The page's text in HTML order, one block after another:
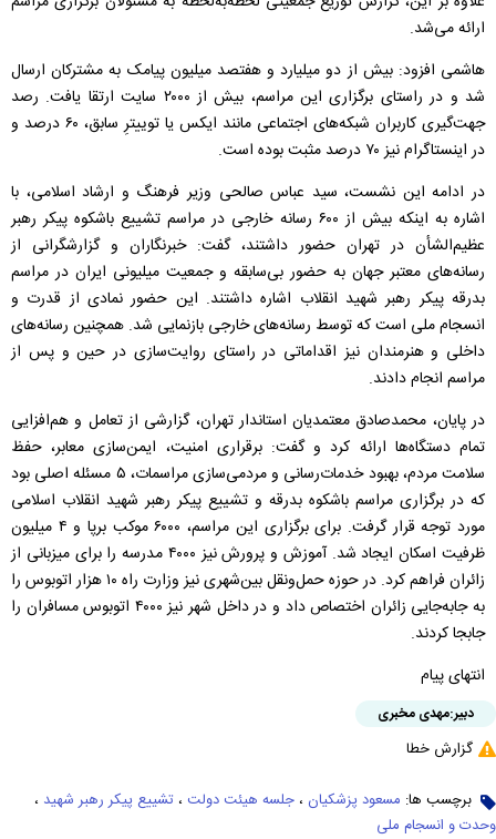
ارائه می‌شد.
هاشمی افزود: بیش از دو میلیارد و هفتصد میلیون پیامک به مشترکان ارسال
شد و در راستای برگزاری این مراسم، بیش از ۲۰۰۰ سایت ارتقا یافت. رصد
جهت‌گیری کاربران شبکه‌های اجتماعی مانند ایکس یا توییترِ سابق، ۶۰ درصد و
در اینستاگرام نیز ۷۰ درصد مثبت بوده است.
در ادامه این نشست، سید عباس صالحی وزیر فرهنگ و ارشاد اسلامی، با
اشاره به اینکه بیش از ۶۰۰ رسانه خارجی در مراسم تشییع باشکوه پیکر رهبر
عظیم‌الشأن در تهران حضور داشتند، گفت: خبرنگاران و گزارشگرانی از
رسانه‌های معتبر جهان به حضور بی‌سابقه و جمعیت میلیونی ایران در مراسم
بدرقه پیکر رهبر شهید انقلاب اشاره داشتند. این حضور نمادی از قدرت و
انسجام ملی است که توسط رسانه‌های خارجی بازنمایی شد. همچنین رسانه‌های
داخلی و هنرمندان نیز اقداماتی در راستای روایت‌سازی در حین و پس از
مراسم انجام دادند.
در پایان، محمدصادق معتمدیان استاندار تهران، گزارشی از تعامل و هم‌افزایی
تمام دستگاه‌ها ارائه کرد و گفت: برقراری امنیت، ایمن‌سازی معابر، حفظ
سلامت مردم، بهبود خدمات‌رسانی و مردمی‌سازی مراسمات، ۵ مسئله اصلی بود
که در برگزاری مراسم باشکوه بدرقه و تشییع پیکر رهبر شهید انقلاب اسلامی
مورد توجه قرار گرفت. برای برگزاری این مراسم، ۶۰۰۰ موکب برپا و ۴ میلیون
ظرفیت اسکان ایجاد شد. آموزش و پرورش نیز ۴۰۰۰ مدرسه را برای میزبانی از
زائران فراهم کرد. در حوزه حمل‌ونقل بین‌شهری نیز وزارت راه ۱۰ هزار اتوبوس را
به جابه‌جایی زائران اختصاص داد و در داخل شهر نیز ۴۰۰۰ اتوبوس مسافران را
جابجا کردند.
انتهای پیام
دبیر:مهدی مخبری
گزارش خطا
برچسب ها: مسعود پزشکیان ، جلسه هیئت دولت ، تشییع پیکر رهبر شهید ،
وحدت و انسجام ملی